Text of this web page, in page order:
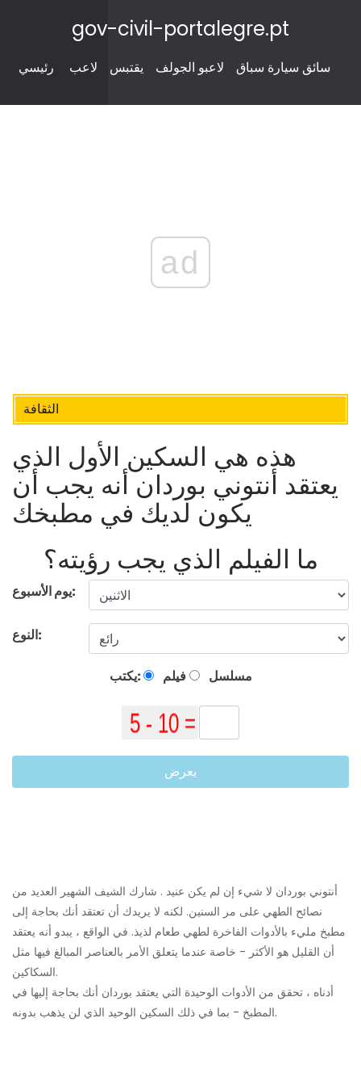
gov-civil-portalegre.pt
رئيسي لاعب يقتبس لاعبو الجولف سائق سيارة سباق
ad
الثقافة
هذه هي السكين الأول الذي
يعتقد أنتوني بوردان أنه يجب أن
يكون لديك في مطبخك
ما الفيلم الذي يجب رؤيته؟
يوم الأسبوع:
النوع:
يكتب: فيلم مسلسل
يعرض
أنتوني بوردان لا شيء إن لم يكن عنيد . شارك الشيف الشهير العديد من
نصائح الطهي على مر السنين. لكنه لا يريدك أن تعتقد أنك بحاجة إلى
مطبخ مليء بالأدوات الفاخرة لطهي طعام لذيذ. في الواقع ، يبدو أنه يعتقد
أن القليل هو الأكثر - خاصة عندما يتعلق الأمر بالعناصر المبالغ فيها مثل
السكاكين.
أدناه ، تحقق من الأدوات الوحيدة التي يعتقد بوردان أنك بحاجة إليها في
المطبخ - بما في ذلك السكين الوحيد الذي لن يذهب بدونه.